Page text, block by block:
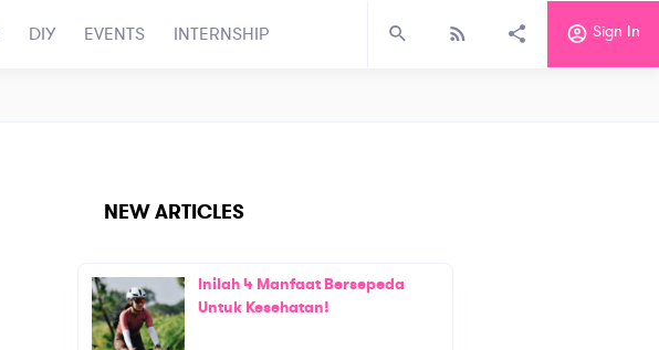
DIY EVENTS INTERNSHIP Sign In
NEW ARTICLES
Inilah 4 Manfaat Bersepeda
Untuk Kesehatan!